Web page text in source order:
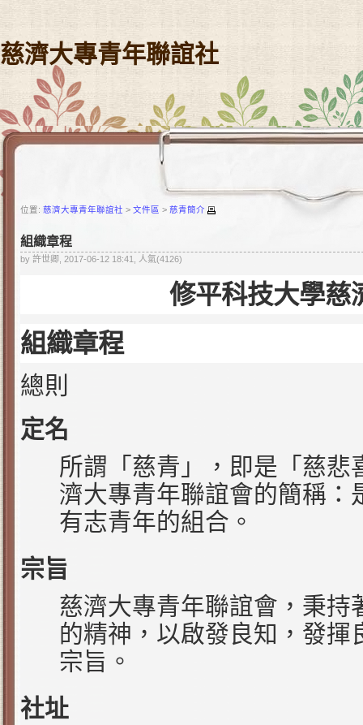
慈濟大專青年聯誼社
位置: 慈濟大專青年聯誼社 > 文件區 > 慈青簡介
組織章程
by 許世卿, 2017-06-12 18:41, 人氣(4126)
修平科技大學慈
組織章程
總則
定名
所謂「慈青」，即是「慈悲
濟大專青年聯誼會的簡稱：
有志青年的組合。
宗旨
慈濟大專青年聯誼會，秉持
的精神，以啟發良知，發揮
宗旨。
社址